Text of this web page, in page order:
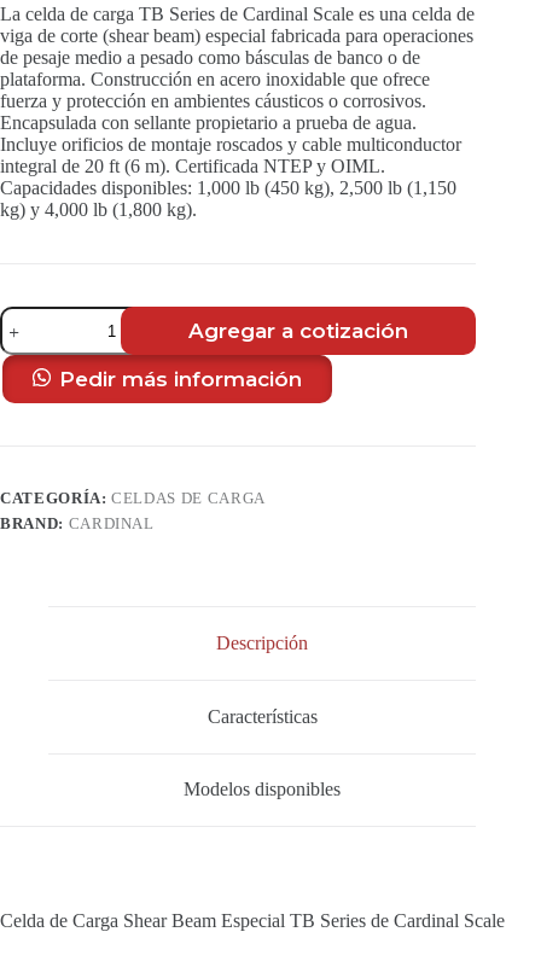
La celda de carga TB Series de Cardinal Scale es una celda de
viga de corte (shear beam) especial fabricada para operaciones
de pesaje medio a pesado como básculas de banco o de
plataforma. Construcción en acero inoxidable que ofrece
fuerza y protección en ambientes cáusticos o corrosivos.
Encapsulada con sellante propietario a prueba de agua.
Incluye orificios de montaje roscados y cable multiconductor
integral de 20 ft (6 m). Certificada NTEP y OIML.
Capacidades disponibles: 1,000 lb (450 kg), 2,500 lb (1,150
kg) y 4,000 lb (1,800 kg).
Celda
de
Carga
Shear
Beam
Agregar a cotización
Pedir más información
CATEGORÍA:CELDAS DE CARGA
BRAND: CARDINAL
Descripción
Características
Modelos disponibles
Celda de Carga Shear Beam Especial TB Series de Cardinal Scale